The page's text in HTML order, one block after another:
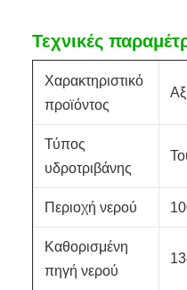
Τεχνικές
Χαρακτηριστικό
προϊόντος
Τύπος
υδροτριβάνης
Περιοχή νερού
Καθορισμένη
πηγή νερού